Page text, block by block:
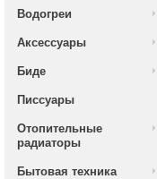
Водогреи
Аксессуары
Биде
Писсуары
Отопительные
радиаторы
Бытовая техника